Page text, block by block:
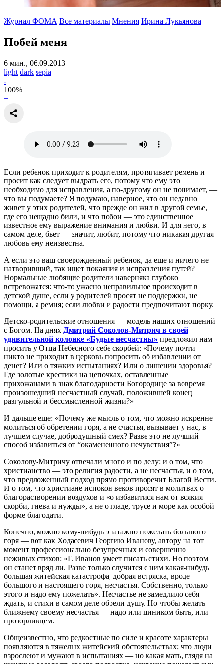
Журнал ФОМА Все материалы Мнения Ирина Лукьянова
Побей меня
6 мин., 06.09.2013
light dark sepia
-
100%
+
Если ребенок приходит к родителям, протягивает ремень и
просит как следует выдрать его, потому что ему это
необходимо для исправления, а по-другому он не понимает, —
что вы подумаете? Я подумаю, наверное, что он недавно
живет у этих родителей, что прежде он жил в другой семье,
где его нещадно били, и что побои — это единственное
известное ему выражение внимания и любви. И для него, в
самом деле, бьет — значит, любит, потому что никакая другая
любовь ему неизвестна.
А если это ваш своерожденный ребенок, да еще и ничего не
натворивший, так ищет покаяния и исправления путей?
Нормальные любящие родители наверняка глубоко
встревожатся: что-то ужасно неправильное происходит в
детской душе, если у родителей просят не поддержки, не
помощи, а ремня; если любви и радости предпочитают порку.
Детско-родительские отношения — модель наших отношений
с Богом. На днях Дмитрий Соколов-Митрич в своей
удивительной колонке «Будьте несчастны» предложил нам
просить у Отца Небесного себе скорбей: «Почему почти
никто не приходит в церковь попросить об избавлении от
денег? Или о тяжких испытаниях? Или о лишении здоровья?
Где золотые крестики на цепочках, оставленные
прихожанами в знак благодарности Богородице за вовремя
произошедший несчастный случай, положившей конец
разгульной и бессмысленной жизни?»
И дальше еще: «Почему же мысль о том, что можно искренне
молиться об обретении горя, а не счастья, вызывает у нас, в
лучшем случае, добродушный смех? Разве это не лучший
способ избавиться от “окамененного нечувствия”?»
Соколову-Митричу отвечали много и по делу: и о том, что
христианство — это религия радости, а не несчастья, и о том,
что предложенный подход прямо противоречит Благой Вести.
И о том, что христиане испокон веков просят в молитвах о
благорастворении воздухов и «о избавитися нам от всякия
скорби, гнева и нужды», а не о гладе, трусе и море как особой
форме благодати.
Конечно, можно кому-нибудь эпатажно пожелать большого
горя — вот как Ходасевич Георгию Иванову, автору на тот
момент профессионально безупречных и совершенно
неживых стихов: «Г. Иванов умеет писать стихи. Но поэтом
он станет вряд ли. Разве только случится с ним какая-нибудь
большая житейская катастрофа, добрая встряска, вроде
большого и настоящего горя, несчастья. Собственно, только
этого и надо ему пожелать». Несчастье не замедлило себя
ждать, и стихи в самом деле обрели душу. Но чтобы желать
ближнему своему несчастья — надо или циником быть, или
прозорливцем.
Общеизвестно, что редкостные по силе и красоте характеры
появляются в тяжелых житейский обстоятельствах; что люди
взрослеют и мужают в испытаниях — но какая мать, глядя на